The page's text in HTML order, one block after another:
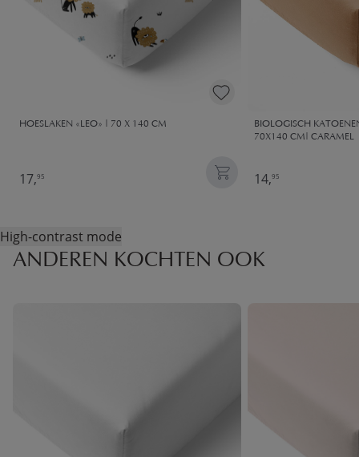
HOESLAKEN «LEO» | 70 X 140 CM
17,95
BIOLOGISCH
70X140 CM| CARAMEL
14,95
High-contrast mode
ANDEREN KOCHTEN OOK